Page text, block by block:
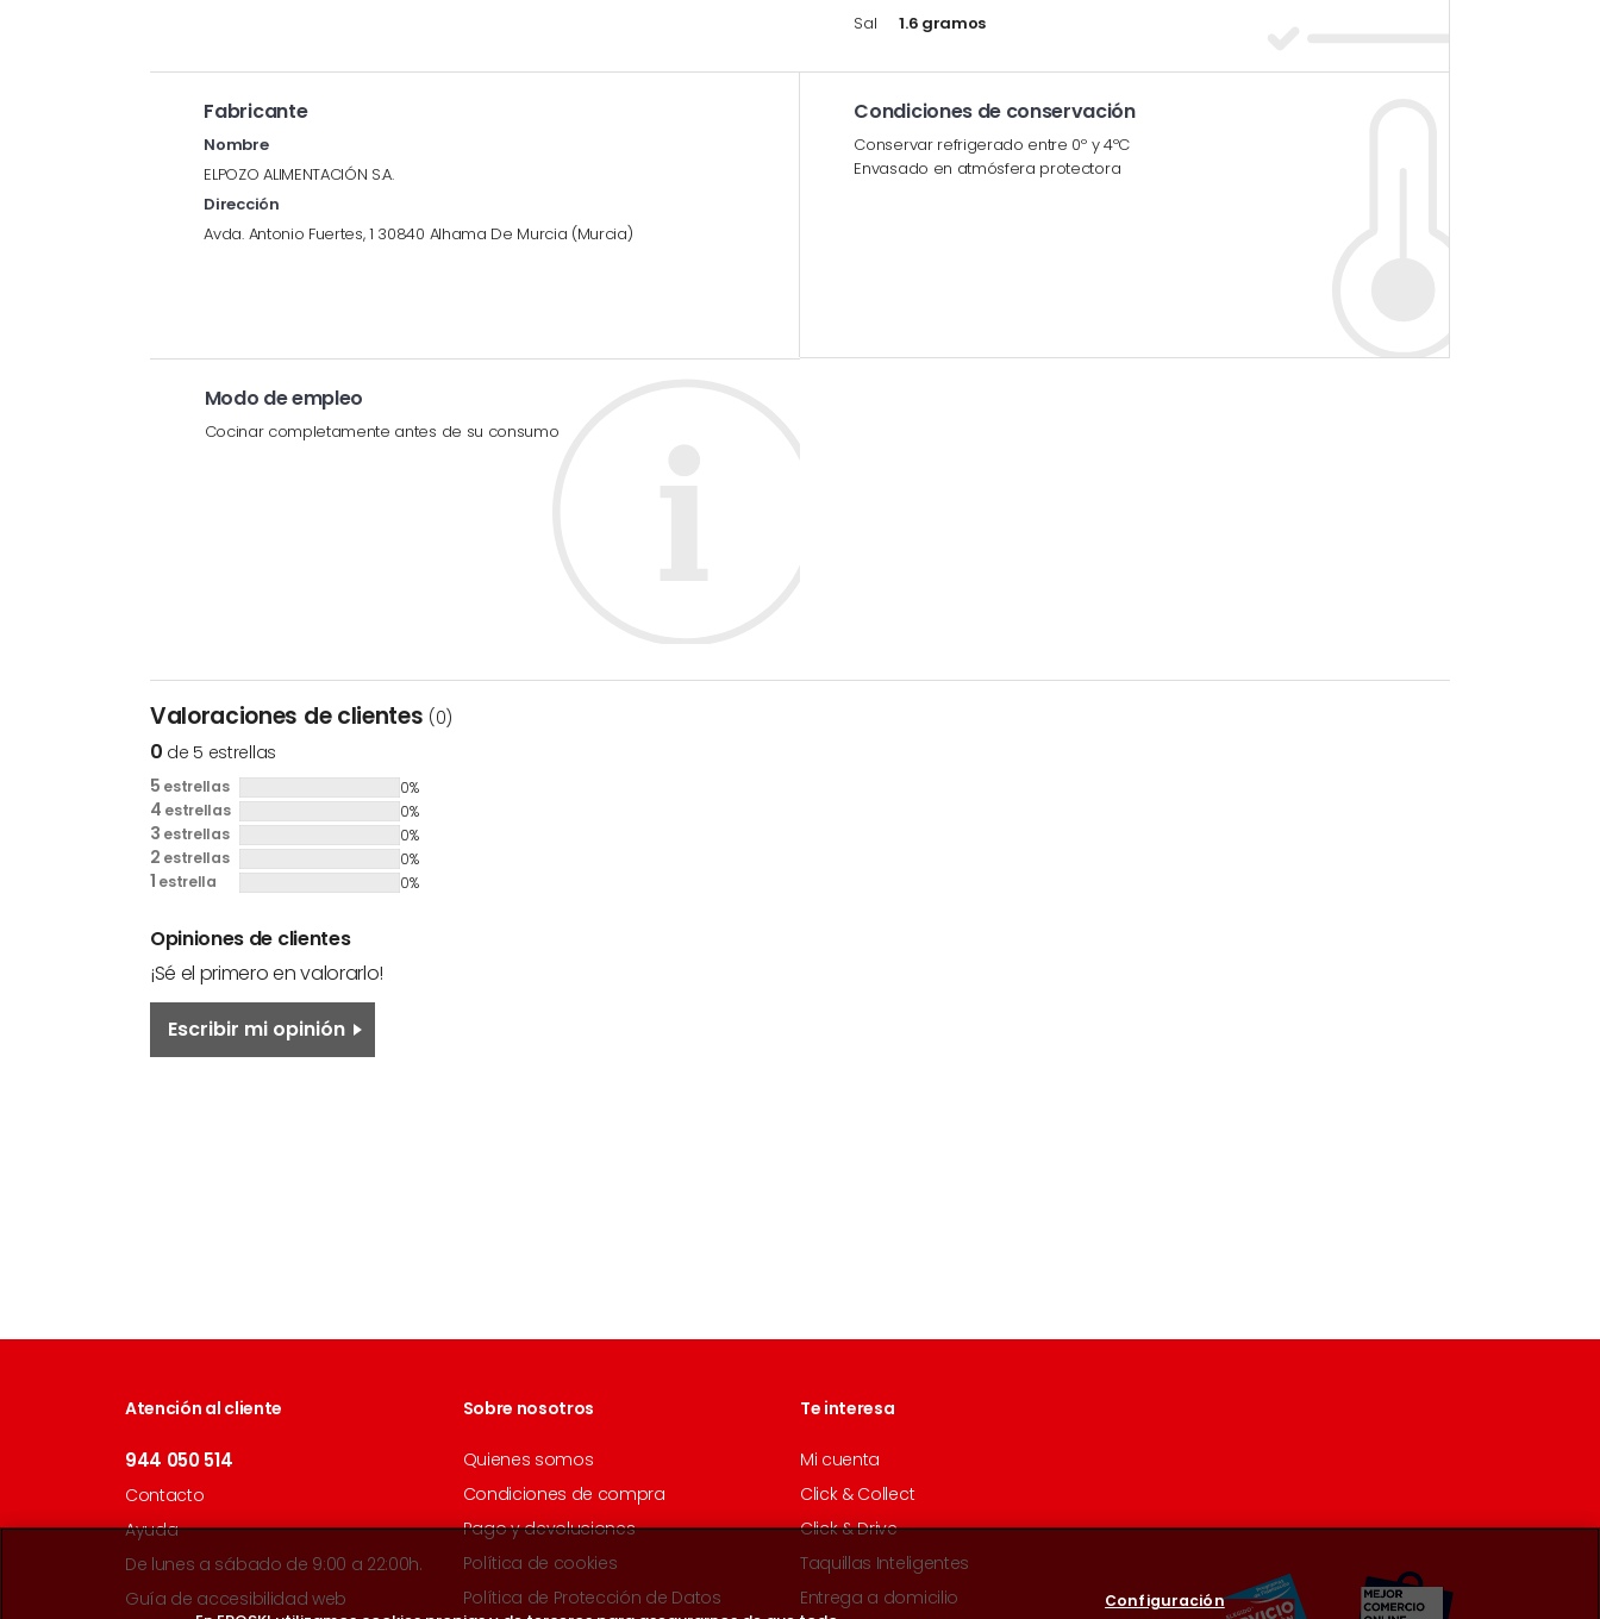
Sal
1.6 gramos
Fabricante
Nombre
ELPOZO ALIMENTACIÓN S.A.
Dirección
Avda. Antonio Fuertes, 1 30840 Alhama De Murcia (Murcia)
Condiciones de conservación
Conservar refrigerado entre 0º y 4ºC
Envasado en atmósfera protectora
Modo de empleo
Cocinar completamente antes de su consumo
Valoraciones de clientes (0)
0 de 5 estrellas
5 estrellas 0%
4 estrellas 0%
3 estrellas 0%
2 estrellas 0%
1 estrella 0%
Opiniones de clientes
¡Sé el primero en valorarlo!
Escribir mi opinión
Atención al cliente
944 050 514
Contacto
Ayuda
De lunes a sábado de 9:00 a 22:00h.
Guía de accesibilidad web
Sobre nosotros
Quienes somos
Condiciones de compra
Pago y devoluciones
Política de cookies
Política de Protección de Datos
Te interesa
Mi cuenta
Click & Collect
Click & Drive
Taquillas Inteligentes
Entrega a domicilio
Configuración